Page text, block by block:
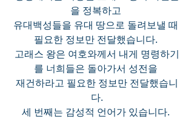
을 정복하고
유대백성들을 유대 땅으로 돌려보낼 때
필요한 정보만 전달했습니다.
고래스 왕은 여호와께서 내게 명령하기
를 너희들은 돌아가서 성전을
재건하라고 필요한 정보만 전달했습니
다.
세 번째는 감성적 언어가 있습니다.